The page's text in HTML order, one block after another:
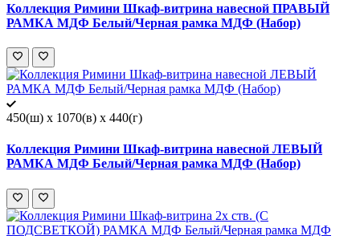
Коллекция Римини Шкаф-витрина навесной ПРАВЫЙ
РАМКА МДФ Белый/Черная рамка МДФ (Набор)
450(ш) x 1070(в) x 440(г)
Коллекция Римини Шкаф-витрина навесной ЛЕВЫЙ
РАМКА МДФ Белый/Черная рамка МДФ (Набор)